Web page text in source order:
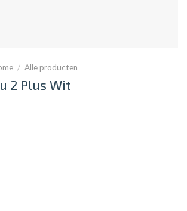
/ Alle producten
2 Plus Wit